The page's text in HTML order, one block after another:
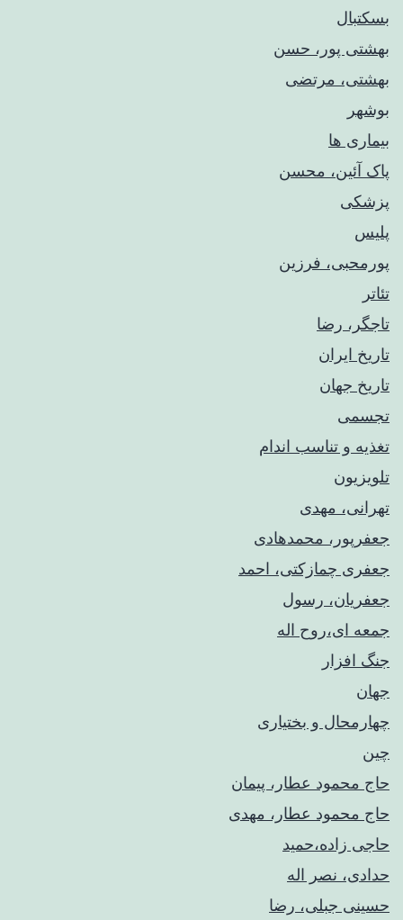
بسکتبال
بهشتی پور، حسن
بهشتی، مرتضی
بوشهر
بیماری ها
پاک آئین، محسن
پزشکی
پلیس
پورمحبی، فرزین
تئاتر
تاجگر، رضا
تاریخ ایران
تاریخ جهان
تجسمی
تغذیه و تناسب اندام
تلویزیون
تهرانی، مهدی
جعفرپور، محمدهادی
جعفری چمازکتی، احمد
جعفریان، رسول
جمعه ای،روح اله
جنگ افزار
جهان
چهارمحال و بختیاری
چین
حاج محمود عطار، پیمان
حاج محمود عطار، مهدی
حاجی زاده،حمید
حدادی، نصر اله
حسینی جبلی، رضا